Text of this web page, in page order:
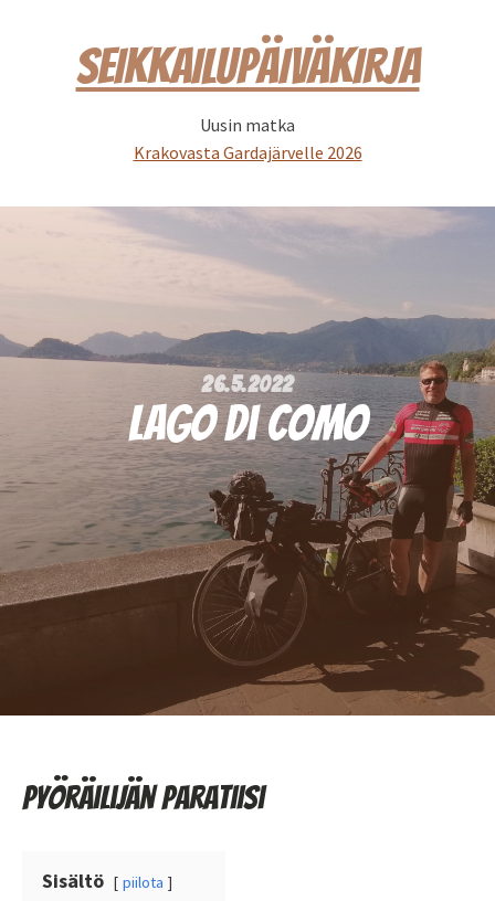
SEIKKAILUPÄIVÄKIRJA
Uusin matka
Krakovasta Gardajärvelle 2026
26.5.2022
Lago di Como
Pyöräilijän paratiisi
Sisältö piilota